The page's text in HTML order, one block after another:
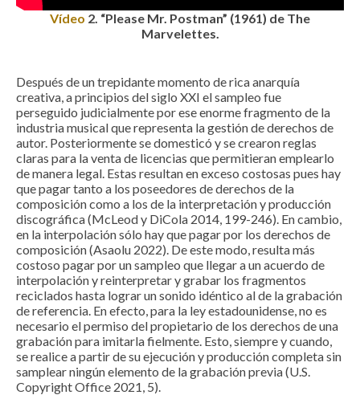
Vídeo 2 . “Please Mr. Postman” (1961) de The
Marvelettes.
Después de un trepidante momento de rica anarquía
creativa, a principios del siglo XXI el sampleo fue
perseguido judicialmente por ese enorme fragmento de la
industria musical que representa la gestión de derechos de
autor. Posteriormente se domesticó y se crearon reglas
claras para la venta de licencias que permitieran emplearlo
de manera legal. Estas resultan en exceso costosas pues hay
que pagar tanto a los poseedores de derechos de la
composición como a los de la interpretación y producción
discográfica (McLeod y DiCola 2014, 199-246). En cambio,
en la interpolación sólo hay que pagar por los derechos de
composición (Asaolu 2022). De este modo, resulta más
costoso pagar por un sampleo que llegar a un acuerdo de
interpolación y reinterpretar y grabar los fragmentos
reciclados hasta lograr un sonido idéntico al de la grabación
de referencia. En efecto, para la ley estadounidense, no es
necesario el permiso del propietario de los derechos de una
grabación para imitarla fielmente. Esto, siempre y cuando,
se realice a partir de su ejecución y producción completa sin
samplear ningún elemento de la grabación previa (U.S.
Copyright Office 2021, 5).